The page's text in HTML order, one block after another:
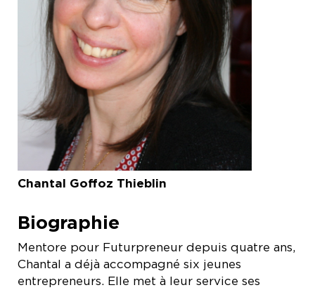
Chantal Goffoz Thieblin
Biographie
Mentore pour Futurpreneur depuis quatre ans,
Chantal a déjà accompagné six jeunes
entrepreneurs. Elle met à leur service ses